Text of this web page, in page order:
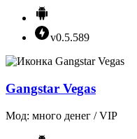
v0.5.589
Gangstar Vegas
Мод: много денег / VIP